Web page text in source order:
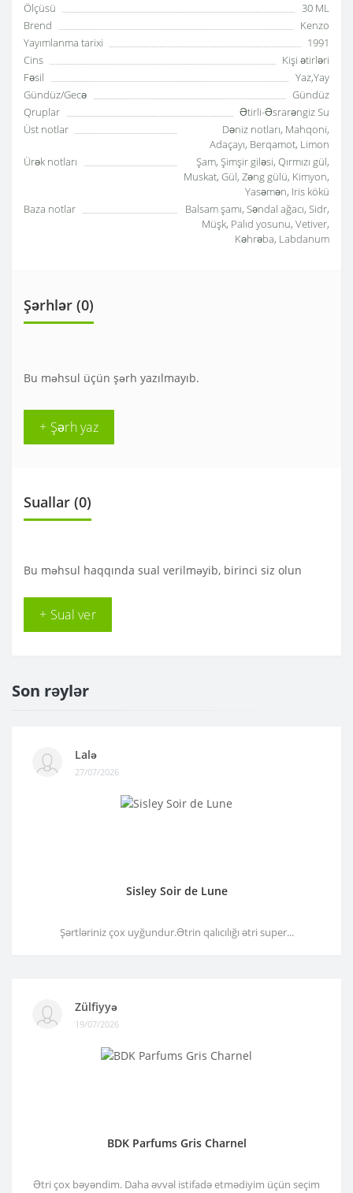
Ölçüsü
30 ML
Brend
Kenzo
Yayımlanma tarixi
1991
Cins
Kişi ətirləri
Fəsil
Yaz,Yay
Gündüz/Gecə
Gündüz
Qruplar
Ətirli-Əsrarəngiz Su
Üst notlar
Dəniz notları, Mahqoni,
Adaçayı, Berqamot, Limon
Ürək notları
Şam, Şimşir giləsi, Qırmızı gül,
Muskat, Gül, Zəng gülü, Kimyon,
Yasəmən, Iris kökü
Baza notlar
Balsam şamı, Səndal ağacı, Sidr,
Müşk, Palıd yosunu, Vetiver,
Kəhrəba, Labdanum
Şərhlər (0)
Bu məhsul üçün şərh yazılmayıb.
+ Şərh yaz
Suallar (0)
Bu məhsul haqqında sual verilməyib, birinci siz olun
+ Sual ver
Son rəylər
Lalə
27/07/2026
Sisley Soir de Lune
Şərtləriniz çox uyğundur.Ətrin qalıcılığı ətri super...
Zülfiyyə
19/07/2026
BDK Parfums Gris Charnel
Ətri çox bəyəndim. Daha əvvəl istifadə etmədiyim üçün seçim